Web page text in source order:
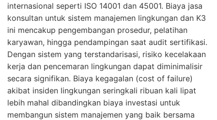
internasional seperti ISO 14001 dan 45001. Biaya jasa
konsultan untuk sistem manajemen lingkungan dan K3
ini mencakup pengembangan prosedur, pelatihan
karyawan, hingga pendampingan saat audit sertifikasi.
Dengan sistem yang terstandarisasi, risiko kecelakaan
kerja dan pencemaran lingkungan dapat diminimalisir
secara signifikan. Biaya kegagalan (cost of failure)
akibat insiden lingkungan seringkali ribuan kali lipat
lebih mahal dibandingkan biaya investasi untuk
membangun sistem manajemen yang baik bersama